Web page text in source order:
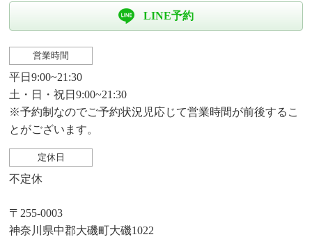
LINE予約
営業時間
平日9:00~21:30
土・日・祝日9:00~21:30
※予約制なのでご予約状況児応じて営業時間が前後するこ
とがございます。
定休日
不定休
〒255-0003
神奈川県中郡大磯町大磯1022